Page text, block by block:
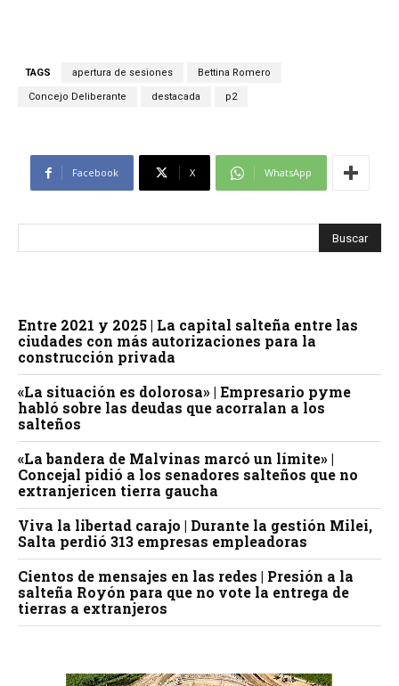
TAGS apertura de sesiones Bettina Romero
Concejo Deliberante destacada p2
Facebook X WhatsApp
Entre 2021 y 2025 | La capital salteña entre las
ciudades con más autorizaciones para la
construcción privada
«La situación es dolorosa» | Empresario pyme
habló sobre las deudas que acorralan a los
salteños
«La bandera de Malvinas marcó un límite» |
Concejal pidió a los senadores salteños que no
extranjericen tierra gaucha
Viva la libertad carajo | Durante la gestión Milei,
Salta perdió 313 empresas empleadoras
Cientos de mensajes en las redes | Presión a la
salteña Royón para que no vote la entrega de
tierras a extranjeros